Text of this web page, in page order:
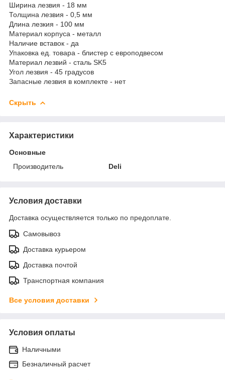
Ширина лезвия - 18 мм
Толщина лезвия - 0,5 мм
Длина лезкия - 100 мм
Материал корпуса - металл
Наличие вставок - да
Упаковка ед. товара - блистер с европодвесом
Материал лезвий - сталь SK5
Угол лезвия - 45 градусов
Запасные лезвия в комплекте - нет
Скрыть
Характеристики
Основные
Производитель
Deli
Условия доставки
Доставка осуществляется только по предоплате.
Самовывоз
Доставка курьером
Доставка почтой
Транспортная компания
Все условия доставки
Условия оплаты
Наличными
Безналичный расчет